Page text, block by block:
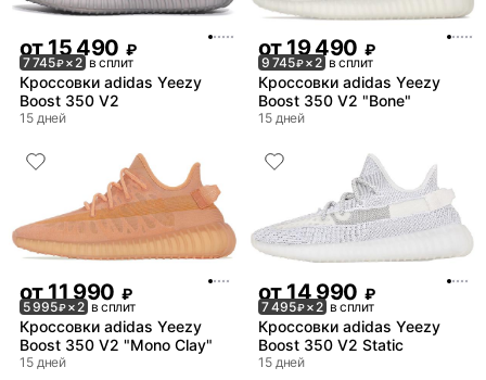
от 15 490 ₽
7 745₽× 2 в сплит
Кроссовки adidas Yeezy
Boost 350 V2
15 дней
от 19 490 ₽
9 745₽× 2 в сплит
Кроссовки adidas Yeezy
Boost 350 V2 "Bone"
15 дней
от11 990 ₽
5 995₽× 2 в сплит
Кроссовки adidas Yeezy
Boost 350 V2 "Mono Clay"
15 дней
от14 990 ₽
7 495₽× 2 в сплит
Кроссовки adidas Yeezy
Boost 350 V2 Static
15 дней